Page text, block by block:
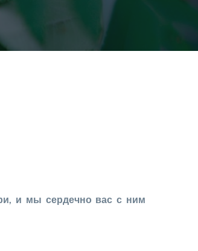
и мы сердечно вас с ним